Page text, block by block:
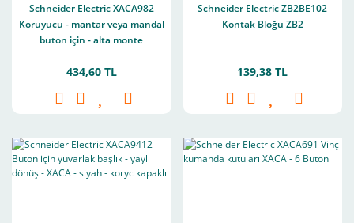
Schneider Electric XACA982
Koruyucu - mantar veya mandal
buton için - alta monte
434,60 TL
Schneider Electric ZB2BE102
Kontak Bloğu ZB2
139,38 TL